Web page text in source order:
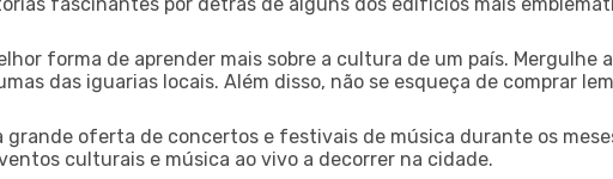
forma de aprender mais sobre a cultura de um país. Mergulhe
das iguarias locais. Além disso, não se esqueça de comprar
grande oferta de concertos e festivais de música durante os
culturais e música ao vivo a decorrer na cidade.